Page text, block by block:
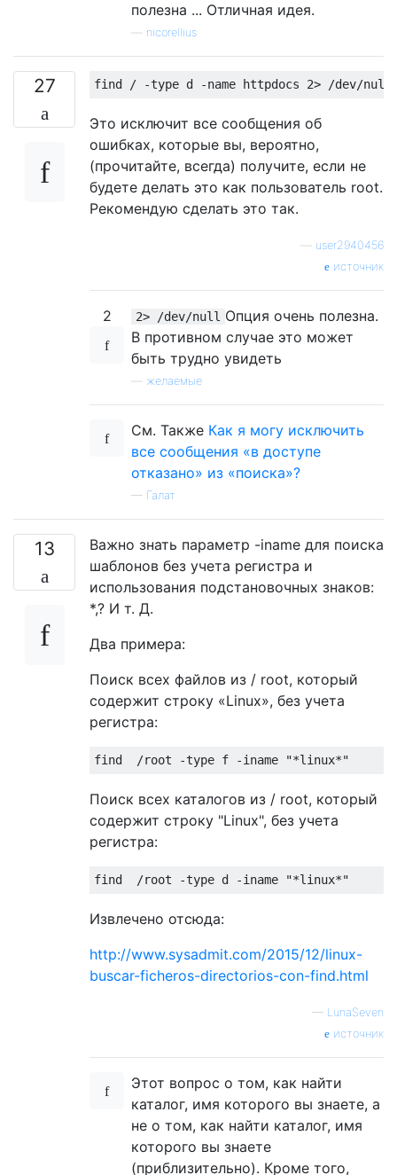
полезна ... Отличная идея.
nicorellius
27
Это исключит все сообщения об
ошибках, которые вы, вероятно,
(прочитайте, всегда) получите, если не
будете делать это как пользователь root.
Рекомендую сделать это так.
user2940456
источник
2 2> /dev/null Опция очень полезна.
В противном случае это может
быть трудно увидеть
желаемые
См. Также Как я могу исключить
все сообщения «в доступе
отказано» из «поиска»?
— Галат
13
Важно знать параметр -iname для поиска
шаблонов без учета регистра и
использования подстановочных знаков:
*,? И т. Д.
Два примера:
Поиск всех файлов из / root, который
содержит строку «Linux», без учета
регистра:
Поиск всех каталогов из / root, который
содержит строку "Linux", без учета
регистра:
Извлечено отсюда:
http://www.sysadmit.com/2015/12/linux-
buscar-ficheros-directorios-con-find.html
— LunaSeven
источник
Этот вопрос о том, как найти
каталог, имя которого вы знаете, а
не о том, как найти каталог, имя
которого вы знаете
(приблизительно). Кроме того,